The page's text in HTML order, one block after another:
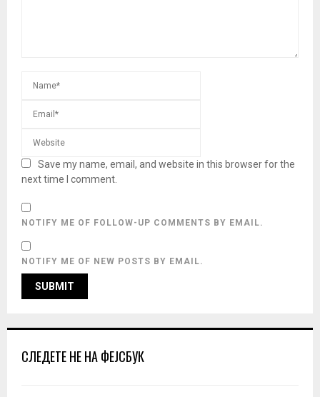
Save my name, email, and website in this browser for the
next time I comment.
NOTIFY ME OF FOLLOW-UP COMMENTS BY EMAIL.
NOTIFY ME OF NEW POSTS BY EMAIL.
СЛЕДЕТЕ НЕ НА ФЕЈСБУК